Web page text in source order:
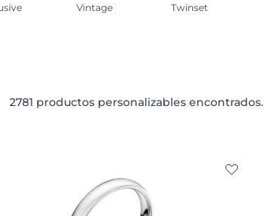
Vintage Twinset
2781 productos personalizables encontrados.